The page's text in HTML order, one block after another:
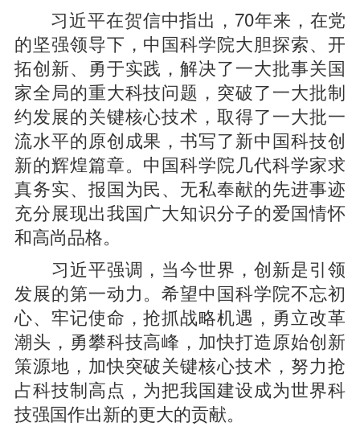
习近平在贺信中指出，70年来，在党
的坚强领导下，中国科学院大胆探索、开
拓创新、勇于实践，解决了一大批事关国
家全局的重大科技问题，突破了一大批制
约发展的关键核心技术，取得了一大批一
流水平的原创成果，书写了新中国科技创
新的辉煌篇章。中国科学院几代科学家求
真务实、报国为民、无私奉献的先进事迹
充分展现出我国广大知识分子的爱国情怀
和高尚品格。
习近平强调，当今世界，创新是引领
发展的第一动力。希望中国科学院不忘初
心、牢记使命，抢抓战略机遇，勇立改革
潮头，勇攀科技高峰，加快打造原始创新
策源地，加快突破关键核心技术，努力抢
占科技制高点，为把我国建设成为世界科
技强国作出新的更大的贡献。